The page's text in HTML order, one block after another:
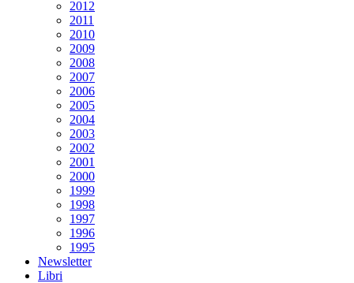
2012
2011
2010
2009
2008
2007
2006
2005
2004
2003
2002
2001
2000
1999
1998
1997
1996
1995
Newsletter
Libri